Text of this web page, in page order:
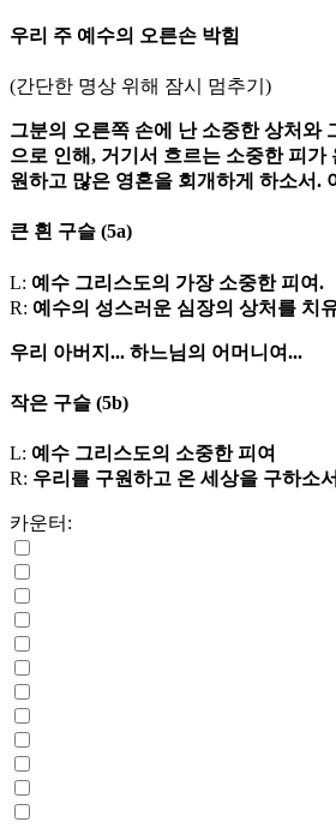
우리 주 예수의 오른손 박힘
(간단한 명상 위해 잠시 멈추기)
그분의 오른쪽 손에 난 소중한 상처와
으로 인해, 거기서 흐르는 소중한 피가
원하고 많은 영혼을 회개하게 하소서.
큰 흰 구슬 (5a)
L: 예수 그리스도의 가장 소중한 피여.
R: 예수의 성스러운 심장의 상처를 치
우리 아버지... 하느님의 어머니여...
작은 구슬 (5b)
L: 예수 그리스도의 소중한 피여
R: 우리를 구원하고 온 세상을 구하소
카운터: